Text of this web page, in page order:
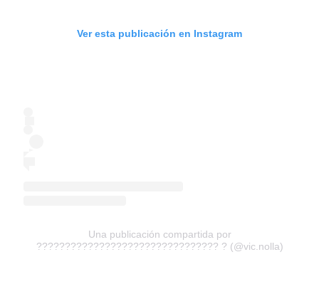
Ver esta publicación en Instagram
Una publicación compartida por
???????????????????????????????? ? (@vic.nolla)